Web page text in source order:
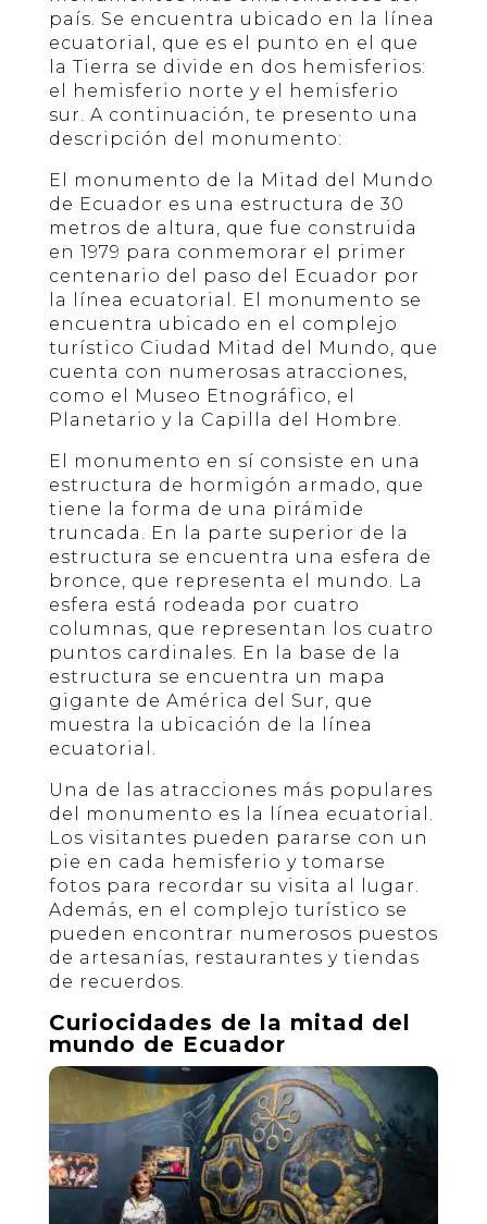
país. Se encuentra ubicado en la línea
ecuatorial, que es el punto en el que
la Tierra se divide en dos hemisferios:
el hemisferio norte y el hemisferio
sur. A continuación, te presento una
descripción del monumento:
El monumento de la Mitad del Mundo
de Ecuador es una estructura de 30
metros de altura, que fue construida
en 1979 para conmemorar el primer
centenario del paso del Ecuador por
la línea ecuatorial. El monumento se
encuentra ubicado en el complejo
turístico Ciudad Mitad del Mundo, que
cuenta con numerosas atracciones,
como el Museo Etnográfico, el
Planetario y la Capilla del Hombre.
El monumento en sí consiste en una
estructura de hormigón armado, que
tiene la forma de una pirámide
truncada. En la parte superior de la
estructura se encuentra una esfera de
bronce, que representa el mundo. La
esfera está rodeada por cuatro
columnas, que representan los cuatro
puntos cardinales. En la base de la
estructura se encuentra un mapa
gigante de América del Sur, que
muestra la ubicación de la línea
ecuatorial.
Una de las atracciones más populares
del monumento es la línea ecuatorial.
Los visitantes pueden pararse con un
pie en cada hemisferio y tomarse
fotos para recordar su visita al lugar.
Además, en el complejo turístico se
pueden encontrar numerosos puestos
de artesanías, restaurantes y tiendas
de recuerdos.
Curiocidades de la mitad del
mundo de Ecuador